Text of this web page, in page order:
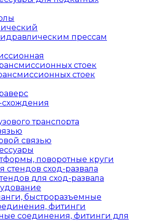
прессам
стоек
стоек
схождения
транспорта
связью
поворотные круги
стендов сход-развала
для сход-развала
быстроразъемные
фитинги
соединения, фитинги для